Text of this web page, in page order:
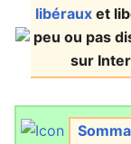
libérauxet
peu ou pas
sur
Somma